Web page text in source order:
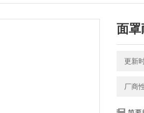
面罩
更新
厂商